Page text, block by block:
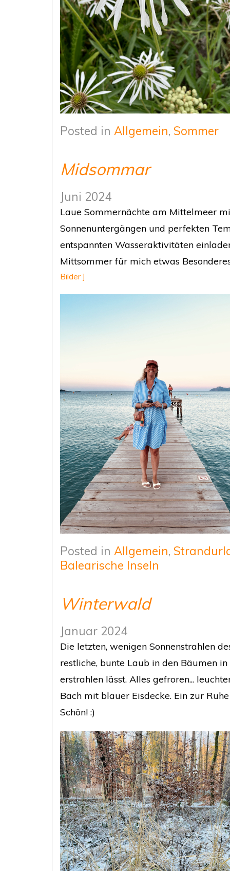
Posted in Allgemein, Sommer
Midsommar
Juni 2024
Laue Sommernächte am Mittelmeer
Sonnenuntergängen und perfekten
entspannten Wasseraktivitäten
Mittsommer für mich etwas
Bilder ]
Posted in Allgemein,
Balearische Inseln
Winterwald
Januar 2024
Die letzten, wenigen Sonnenstrahlen
restliche, bunte Laub in den Bäumen
erstrahlen lässt. Alles gefroren...
Bach mit blauer Eisdecke. Ein zur
Schön! :)